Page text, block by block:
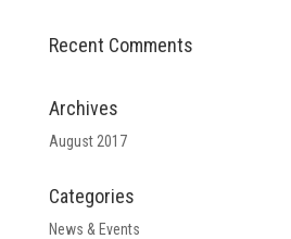
Recent Comments
Archives
August 2017
Categories
News & Events